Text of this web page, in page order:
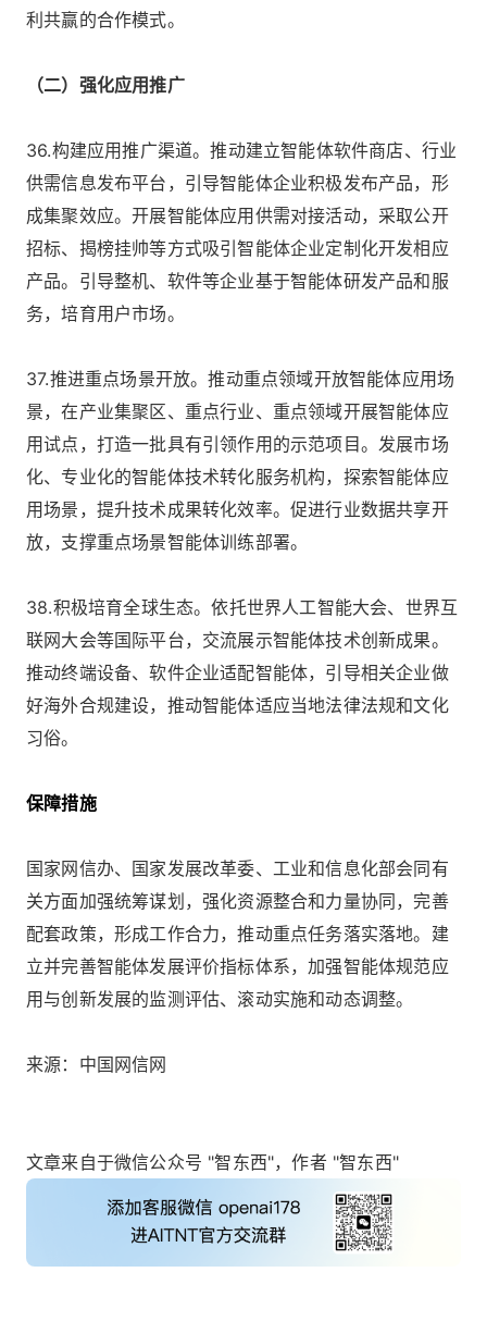
利共赢的合作模式。
（二）强化应用推广
36.构建应用推广渠道。推动建立智能体软件商店、行业
供需信息发布平台，引导智能体企业积极发布产品，形
成集聚效应。开展智能体应用供需对接活动，采取公开
招标、揭榜挂帅等方式吸引智能体企业定制化开发相应
产品。引导整机、软件等企业基于智能体研发产品和服
务，培育用户市场。
37.推进重点场景开放。推动重点领域开放智能体应用场
景，在产业集聚区、重点行业、重点领域开展智能体应
用试点，打造一批具有引领作用的示范项目。发展市场
化、专业化的智能体技术转化服务机构，探索智能体应
用场景，提升技术成果转化效率。促进行业数据共享开
放，支撑重点场景智能体训练部署。
38.积极培育全球生态。依托世界人工智能大会、世界互
联网大会等国际平台，交流展示智能体技术创新成果。
推动终端设备、软件企业适配智能体，引导相关企业做
好海外合规建设，推动智能体适应当地法律法规和文化
习俗。
保障措施
国家网信办、国家发展改革委、工业和信息化部会同有
关方面加强统筹谋划，强化资源整合和力量协同，完善
配套政策，形成工作合力，推动重点任务落实落地。建
立并完善智能体发展评价指标体系，加强智能体规范应
用与创新发展的监测评估、滚动实施和动态调整。
来源：中国网信网
文章来自于微信公众号 "智东西"，作者 "智东西"